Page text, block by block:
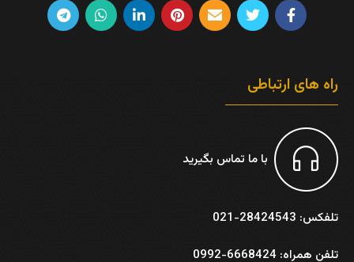
راه های ارتباطی
با ما تماس بگیرید
تلفکس: 28424543-021
تلفن همراه: 6668424-0992